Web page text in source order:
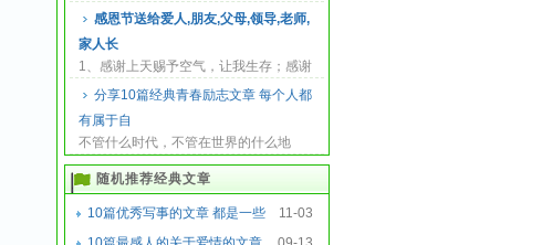
像，我打心眼里祟拜您！感谢您！ 2、老
爸您辛苦...
感恩节送给爱人,朋友,父母,领导,老师,
家人长
1、感谢上天赐予空气，让我生存；感谢
上天给予食物，让我健康；最重要的是
感谢上天把...
分享10篇经典青春励志文章 每个人都
有属于自
不管什么时代，不管在世界的什么地
方，社会的先驱总是青年，尤其是学
生，或者是年龄与...
随机推荐经典文章
11-03
10篇优秀写事的文章 都是一些